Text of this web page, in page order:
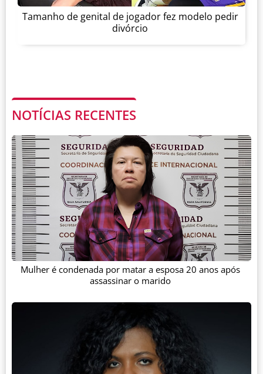
Tamanho de genital de jogador fez modelo pedir
divórcio
NOTÍCIAS RECENTES
Mulher é condenada por matar a esposa 20 anos após
assassinar o marido